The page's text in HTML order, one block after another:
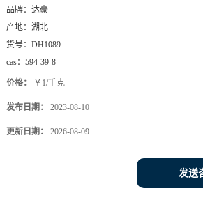
品牌： 达豪
产地： 湖北
货号： DH1089
cas： 594-39-8
价格： ￥1/千克
发布日期： 2023-08-10
更新日期： 2026-08-09
发送